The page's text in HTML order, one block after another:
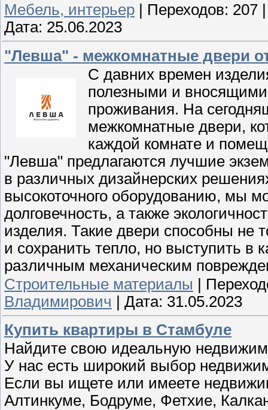
Мебель, интерьер
Переходов: 207
Дата: 25.06.2023
"Левша" - межкомнатные двери
С давних времен
полезными и
проживания. На
межкомнатные двери,
каждой комнате и
"Левша" предлагаются лучшие
в различных дизайнерских
высокоточного оборудованию, мы
долговечность, а также
изделия. Такие двери способны не
и сохранить тепло, но выступить в
различным механическим
Строительные материалы |
Владимирович | Дата: 31.05.2023
Купить квартиры в Стамбуле
Найдите свою идеальную
У нас есть широкий выбор
Если вы ищете или имеете
Алтинкуме, Бодруме, Фетхие,